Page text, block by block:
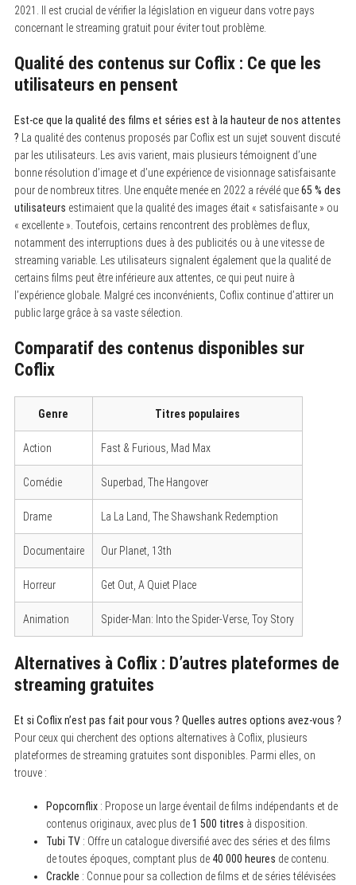
2021. Il est crucial de vérifier la législation en vigueur dans votre pays
concernant le streaming gratuit pour éviter tout problème.
Qualité des contenus sur Coflix : Ce que les
utilisateurs en pensent
Est-ce que la qualité des films et séries est à la hauteur de nos attentes
? La qualité des contenus proposés par Coflix est un sujet souvent discuté
par les utilisateurs. Les avis varient, mais plusieurs témoignent d’une
bonne résolution d’image et d’une expérience de visionnage satisfaisante
pour de nombreux titres. Une enquête menée en 2022 a révélé que65 % des
utilisateurs estimaient que la qualité des images était « satisfaisante » ou
« excellente ». Toutefois, certains rencontrent des problèmes de flux,
notamment des interruptions dues à des publicités ou à une vitesse de
streaming variable. Les utilisateurs signalent également que la qualité de
certains films peut être inférieure aux attentes, ce qui peut nuire à
l’expérience globale. Malgré ces inconvénients, Coflix continue d’attirer un
public large grâce à sa vaste sélection.
Comparatif des contenus disponibles sur
Coflix
Genre Titres populaires
Action Fast & Furious, Mad Max
Comédie Superbad, The Hangover
Drame La La Land, The Shawshank Redemption
Documentaire Our Planet, 13th
Horreur Get Out, A Quiet Place
Animation Spider-Man: Into the Spider-Verse, Toy Story
Alternatives à Coflix : D’autres plateformes de
streaming gratuites
Et si Coflix n’est pas fait pour vous ? Quelles autres options avez-vous ?
Pour ceux qui cherchent des options alternatives à Coflix, plusieurs
plateformes de streaming gratuites sont disponibles. Parmi elles, on
trouve :
Popcornflix: Propose un large éventail de films indépendants et de
contenus originaux, avec plus de1 500 titres à disposition.
Tubi TV: Offre un catalogue diversifié avec des séries et des films
de toutes époques, comptant plus de 40 000 heures de contenu.
Crackle : Connue pour sa collection de films et de séries télévisées
S
a
r